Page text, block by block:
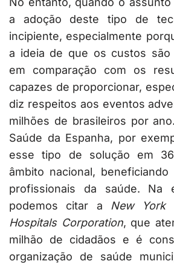
a adoção deste tipo de
incipiente, especialmente
a ideia de que os custos são
em comparação com os
capazes de proporcionar,
diz respeitos aos eventos
milhões de brasileiros por
Saúde da Espanha, por
esse tipo de solução em
âmbito nacional,
profissionais da saúde. Na
podemos citar a
New York
Hospitals Corporation, que
milhão de cidadãos e é
organização de saúde